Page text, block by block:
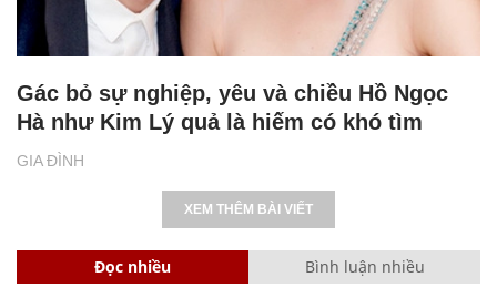
GIA ĐÌNH
Gác bỏ sự nghiệp, yêu và chiều Hồ Ngọc
Hà như Kim Lý quả là hiếm có khó tìm
XEM THÊM BÀI VIẾT
Đọc nhiều Bình luận nhiều